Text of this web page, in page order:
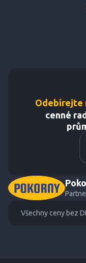
Odebírejte
cenné
Všechny ceny bez